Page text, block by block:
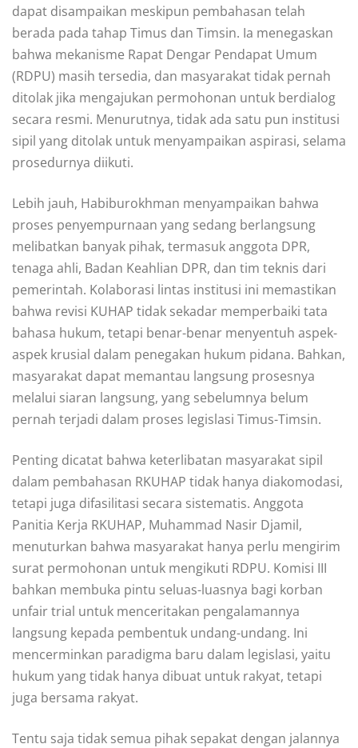
dapat disampaikan meskipun pembahasan telah
berada pada tahap Timus dan Timsin. Ia menegaskan
bahwa mekanisme Rapat Dengar Pendapat Umum
(RDPU) masih tersedia, dan masyarakat tidak pernah
ditolak jika mengajukan permohonan untuk berdialog
secara resmi. Menurutnya, tidak ada satu pun institusi
sipil yang ditolak untuk menyampaikan aspirasi, selama
prosedurnya diikuti.
Lebih jauh, Habiburokhman menyampaikan bahwa
proses penyempurnaan yang sedang berlangsung
melibatkan banyak pihak, termasuk anggota DPR,
tenaga ahli, Badan Keahlian DPR, dan tim teknis dari
pemerintah. Kolaborasi lintas institusi ini memastikan
bahwa revisi KUHAP tidak sekadar memperbaiki tata
bahasa hukum, tetapi benar-benar menyentuh aspek-
aspek krusial dalam penegakan hukum pidana. Bahkan,
masyarakat dapat memantau langsung prosesnya
melalui siaran langsung, yang sebelumnya belum
pernah terjadi dalam proses legislasi Timus-Timsin.
Penting dicatat bahwa keterlibatan masyarakat sipil
dalam pembahasan RKUHAP tidak hanya diakomodasi,
tetapi juga difasilitasi secara sistematis. Anggota
Panitia Kerja RKUHAP, Muhammad Nasir Djamil,
menuturkan bahwa masyarakat hanya perlu mengirim
surat permohonan untuk mengikuti RDPU. Komisi III
bahkan membuka pintu seluas-luasnya bagi korban
unfair trial untuk menceritakan pengalamannya
langsung kepada pembentuk undang-undang. Ini
mencerminkan paradigma baru dalam legislasi, yaitu
hukum yang tidak hanya dibuat untuk rakyat, tetapi
juga bersama rakyat.
Tentu saja tidak semua pihak sepakat dengan jalannya